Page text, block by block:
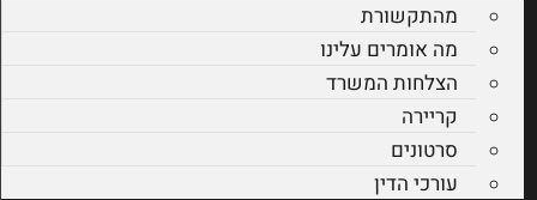
מהתקשורת
מה אומרים עלינו
הצלחות המשרד
קריירה
סרטונים
עורכי הדין